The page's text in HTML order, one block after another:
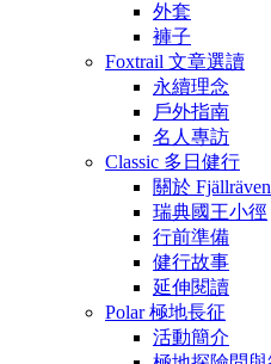
外套
褲子
Foxtrail 文章選讀
永續理念
戶外指南
名人專訪
Classic 多日健行
關於
瑞典國王小徑
行前準備
健行故事
延伸閱讀
Polar 極地長征
活動簡介